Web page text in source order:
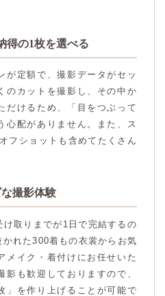
得の1枚を選べる
が定額で、撮影データがセッ
のカットを撮影し、その中か
だけるため、「目をつぶって
心配がありません。また、ス
フショットも含めてたくさん
撮影体験
取りまでが1日で完結するの
れた300着もの衣裳からお気
メイク・着付けにお任せいた
影も歓迎しておりますので、
」を作り上げることが可能で